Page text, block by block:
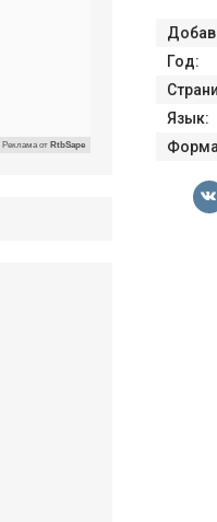
Год:
Язык:
Реклама от RtbSape